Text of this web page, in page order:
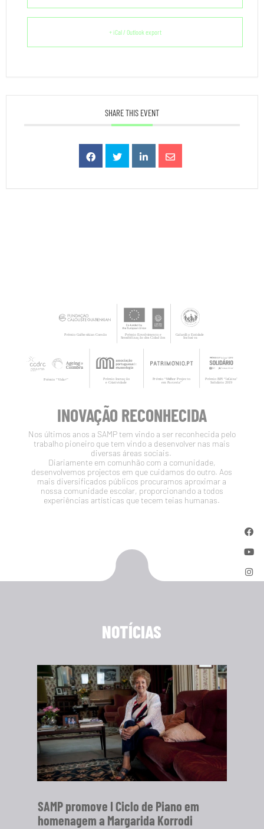
+ iCal / Outlook export
SHARE THIS EVENT
INOVAÇÃO RECONHECIDA
Nos últimos anos a SAMP tem vindo a ser reconhecida pelo
trabalho pioneiro que tem vindo a desenvolver nas mais
diversas áreas sociais.
Diariamente em comunhão com a comunidade,
desenvolvemos projectos em que cuidamos do outro. Aos
mais diversificados públicos procuramos aproximar a
nossa comunidade escolar, proporcionando a todos
experiências artísticas que tecem teias humanas.
NOTÍCIAS
SAMP promove I Ciclo de Piano em
homenagem a Margarida Korrodi